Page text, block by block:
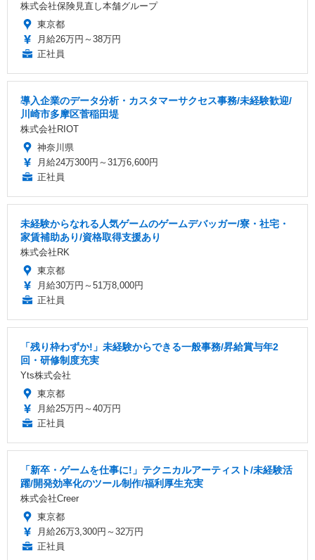
株式会社保険見直し本舗グループ
東京都
月給26万円～38万円
正社員
導入企業のデータ分析・カスタマーサクセス事務/未経験歓迎/
川崎市多摩区菅稲田堤
株式会社RIOT
神奈川県
月給24万300円～31万6,600円
正社員
未経験からなれる人気ゲームのゲームデバッガー/寮・社宅・
家賃補助あり/資格取得支援あり
株式会社RK
東京都
月給30万円～51万8,000円
正社員
「残り枠わずか!」未経験からできる一般事務/昇給賞与年2
回・研修制度充実
Yts株式会社
東京都
月給25万円～40万円
正社員
「新卒・ゲームを仕事に!」テクニカルアーティスト/未経験活
躍/開発効率化のツール制作/福利厚生充実
株式会社Creer
東京都
月給26万3,300円～32万円
正社員